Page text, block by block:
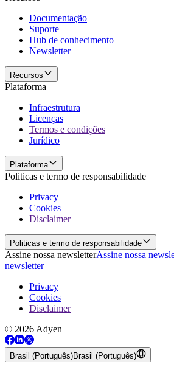
Documentação
Suporte
Hub de conhecimento
Newsletter
Recursos
Plataforma
Infraestrutura
Licenças
Termos e condições
Jurídico
Plataforma
Politicas e termo de responsabilidade
Privacy
Cookies
Disclaimer
Politicas e termo de responsabilidade
Assine nossa newsletterAssine nossa
newsletter
Privacy
Cookies
Disclaimer
© 2026 Adyen
Brasil (Português)Brasil (Português)